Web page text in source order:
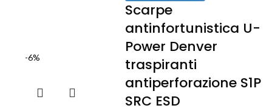
-6%
Scarpe
antinfortunistica U-
Power Denver
traspiranti
antiperforazione S1P
SRC ESD